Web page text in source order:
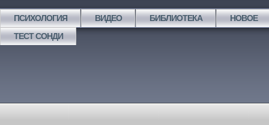
ПСИХОЛОГИЯ ВИДЕО БИБЛИОТЕКА
НОВОЕ
ТЕСТ СОНДИ